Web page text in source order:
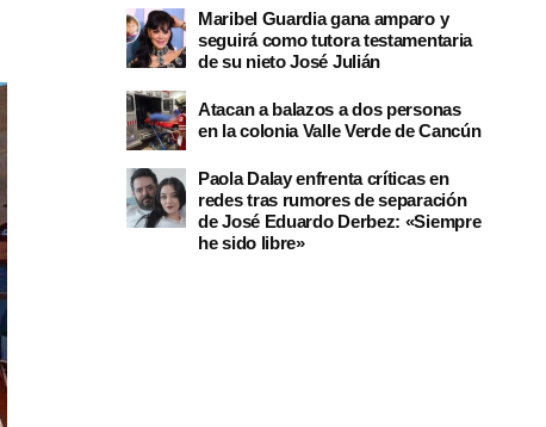
Maribel Guardia gana amparo y
seguirá como tutora testamentaria
de su nieto José Julián
Atacan a balazos a dos personas
en la colonia Valle Verde de Cancún
Paola Dalay enfrenta críticas en
redes tras rumores de separación
de José Eduardo Derbez: «Siempre
he sido libre»